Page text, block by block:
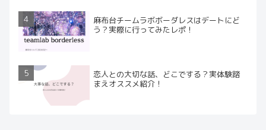
麻布台チームラボボーダレスはデートにど
う？実際に行ってみたレポ！
恋人との大切な話、どこでする？実体験踏
まえオススメ紹介！